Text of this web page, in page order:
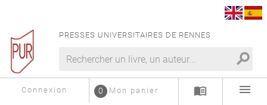
PRESSES UNIVERSITAIRES DE RENNES
search
Connexion Mon panier
0 menu_book menu